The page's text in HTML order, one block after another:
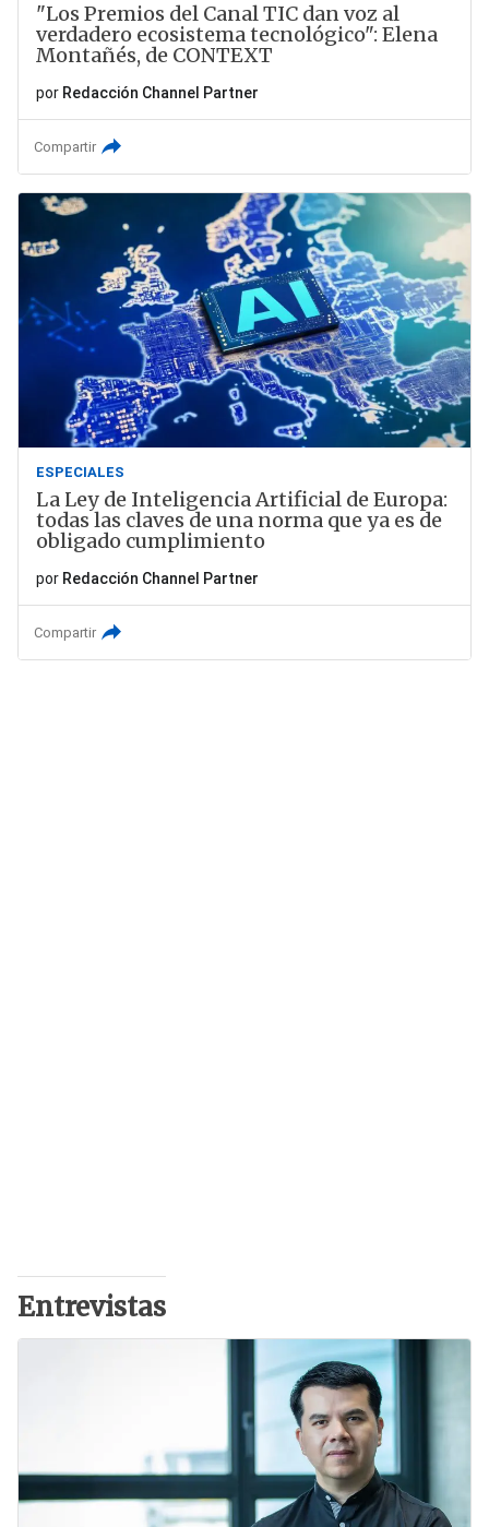
"Los Premios del Canal TIC dan voz al
verdadero ecosistema tecnológico": Elena
Montañés, de CONTEXT
por Redacción Channel Partner
Compartir
ESPECIALES
La Ley de Inteligencia Artificial de Europa:
todas las claves de una norma que ya es de
obligado cumplimiento
por Redacción Channel Partner
Compartir
Entrevistas